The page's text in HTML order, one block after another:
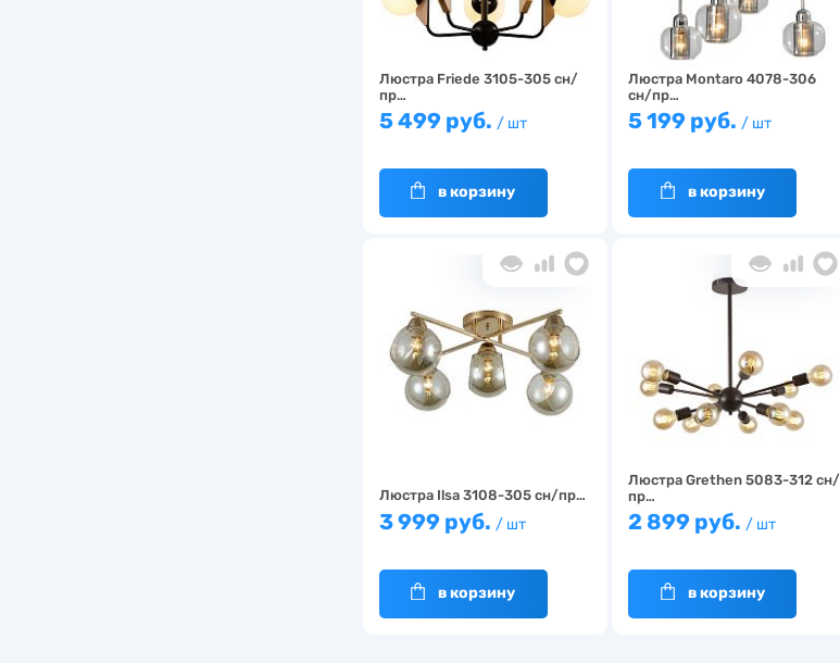
Люстра Friede 3105-305 сн/
пр…
5 499 руб. / шт
в корзину
Люстра Montaro 4078-306
сн/пр…
5 199 руб. / шт
в корзину
Люстра Ilsa 3108-305 сн/пр…
3 999 руб. / шт
в корзину
Люстра Grethen 5083-312 сн/
пр…
2 899 руб. / шт
в корзину